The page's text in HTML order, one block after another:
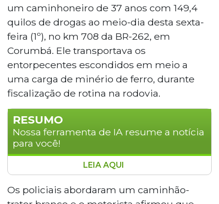
um caminhoneiro de 37 anos com 149,4
quilos de drogas ao meio-dia desta sexta-
feira (1º), no km 708 da BR-262, em
Corumbá. Ele transportava os
entorpecentes escondidos em meio a
uma carga de minério de ferro, durante
fiscalização de rotina na rodovia.
RESUMO
Nossa ferramenta de IA resume a notícia
para você!
A PRF prendeu um caminhoneiro de 37
anos com 149,4 kg de drogas escondidos
em carga de minério de ferro no km 708
LEIA AQUI
Os policiais abordaram um caminhão-